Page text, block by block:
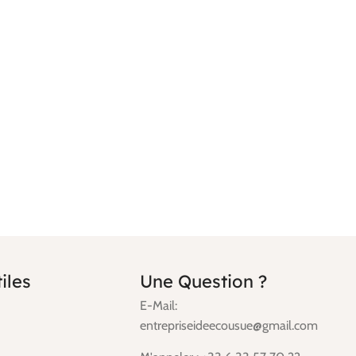
Une Question ?
E-Mail:
entrepriseideecousue@gmail.com